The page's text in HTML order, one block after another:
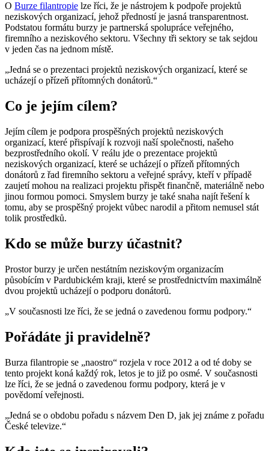
O Burze filantropie lze říci, že je nástrojem k podpoře projektů
neziskových organizací, jehož předností je jasná transparentnost.
Podstatou formátu burzy je partnerská spolupráce veřejného,
firemního a neziskového sektoru. Všechny tři sektory se tak sejdou
v jeden čas na jednom místě.
„Jedná se o prezentaci projektů neziskových organizací, které se
ucházejí o přízeň přítomných donátorů.“
Co je jejím cílem?
Jejím cílem je podpora prospěšných projektů neziskových
organizací, které přispívají k rozvoji naší společnosti, našeho
bezprostředního okolí. V reálu jde o prezentace projektů
neziskových organizací, které se ucházejí o přízeň přítomných
donátorů z řad firemního sektoru a veřejné správy, kteří v případě
zaujetí mohou na realizaci projektu přispět finančně, materiálně nebo
jinou formou pomoci. Smyslem burzy je také snaha najít řešení k
tomu, aby se prospěšný projekt vůbec narodil a přitom nemusel stát
tolik prostředků.
Kdo se může burzy účastnit?
Prostor burzy je určen nestátním neziskovým organizacím
působícím v Pardubickém kraji, které se prostřednictvím maximálně
dvou projektů ucházejí o podporu donátorů.
„V současnosti lze říci, že se jedná o zavedenou formu podpory.“
Pořádáte ji pravidelně?
Burza filantropie se „naostro“ rozjela v roce 2012 a od té doby se
tento projekt koná každý rok, letos je to již po osmé. V současnosti
lze říci, že se jedná o zavedenou formu podpory, která je v
povědomí veřejnosti.
„Jedná se o obdobu pořadu s názvem Den D, jak jej známe z pořadu
České televize.“